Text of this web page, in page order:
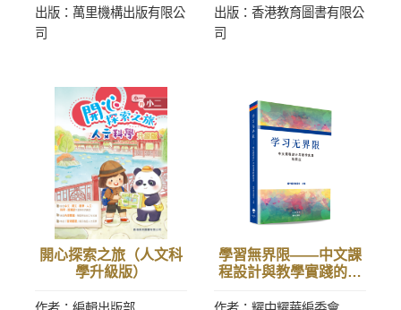
出版：萬里機構出版有限公
司
出版：香港教育圖書有限公
司
開心探索之旅（人文科
學升級版）
學習無界限——中文課
程設計與教學實踐的回